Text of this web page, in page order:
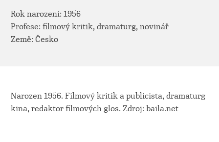
Rok narození: 1956
Profese: filmový kritik, dramaturg, novinář
Země: Česko
Narozen 1956. Filmový kritik a publicista, dramaturg
kina, redaktor filmových glos. Zdroj: baila.net